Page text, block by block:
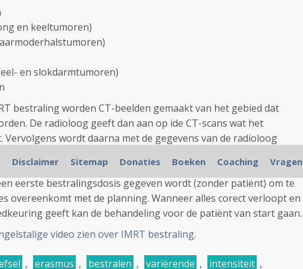
en keeltumoren)
en slokdarmtumoren)
bestraling worden CT-beelden gemaakt van het gebied dat
De radioloog geeft dan aan op ide CT-scans wat het
Vervolgens wordt daarna met de gegevens van de radioloog
gemaakt. Wanneer dit behandelingsplan klaar is en
de arts wordt er een 'pre treatment' uitgevoerd door een fysicus.
eerste bestralingsdosis gegeven wordt (zonder patiënt) om te
overeenkomt met de planning. Wanneer alles corect verloopt en
geeft kan de behandeling voor de patiënt van start gaan.
video zien over IMRT bestraling.
, erasmus , bestralen , variërende , intensiteit ,
Disclaimer Sitemap Donaties Boeken Coaching Vragen